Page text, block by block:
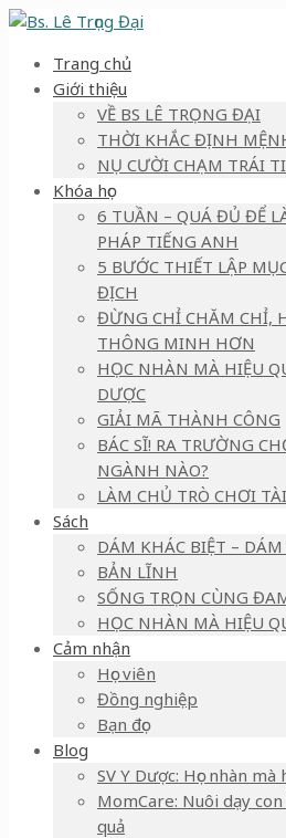
Trang chủ
Giới thiệu
VỀ BS LÊ TRỌNG ĐẠI
THỜI KHẮC ĐỊNH
NỤ CƯỜI CHẠM TRÁI
Khóa học
6 TUẦN – QUÁ ĐỦ ĐỂ
PHÁP TIẾNG ANH
5 BƯỚC THIẾT LẬP
ĐỊCH
ĐỪNG CHỈ CHĂM CHỈ,
THÔNG MINH HƠN
HỌC NHÀN MÀ HIỆU
DƯỢC
GIẢI MÃ THÀNH CÔNG
BÁC SĨ! RA TRƯỜNG
NGÀNH NÀO?
LÀM CHỦ TRÒ CHƠI
Sách
DÁM KHÁC BIỆT –
BẢN LĨNH
SỐNG TRỌN CÙNG
HỌC NHÀN MÀ HIỆU
Cảm nhận
Học viên
Đồng nghiệp
Bạn đọc
Blog
SV Y Dược: Học nhàn mà
MomCare: Nuôi dạy con
quả